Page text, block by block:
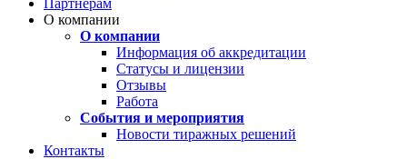
О компании
О компании
Информация об аккредитации
Статусы и лицензии
Отзывы
Работа
События и мероприятия
Новости тиражных решений
Контакты